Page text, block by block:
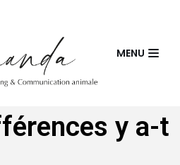
MENU
y a-t